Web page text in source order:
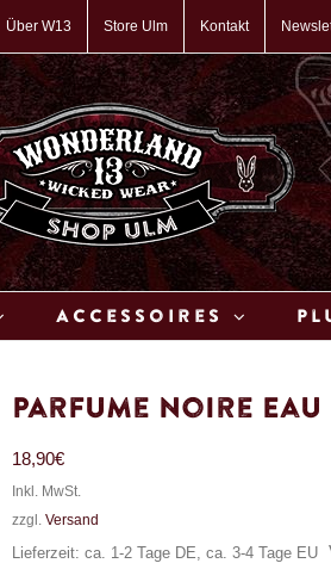
Über W13 Store Ulm Kontakt
Accessoires
Parfume Noire
18,90€
Inkl. MwSt.
zzgl. Versand
Lieferzeit: ca. 1-2 Tage DE, ca. 3-4 Tage EU